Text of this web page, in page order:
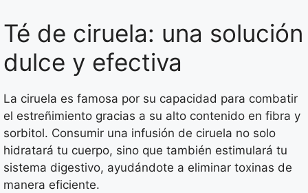
Té de ciruela: una solución
dulce y efectiva
La ciruela es famosa por su capacidad para combatir
el estreñimiento gracias a su alto contenido en fibra y
sorbitol. Consumir una infusión de ciruela no solo
hidratará tu cuerpo, sino que también estimulará tu
sistema digestivo, ayudándote a eliminar toxinas de
manera eficiente.